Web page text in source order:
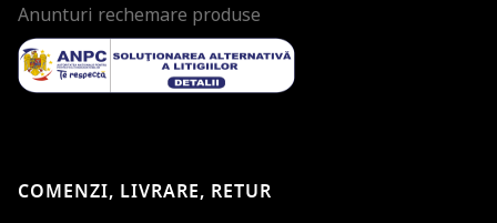
Anunturi rechemare produse
COMENZI, LIVRARE, RETUR